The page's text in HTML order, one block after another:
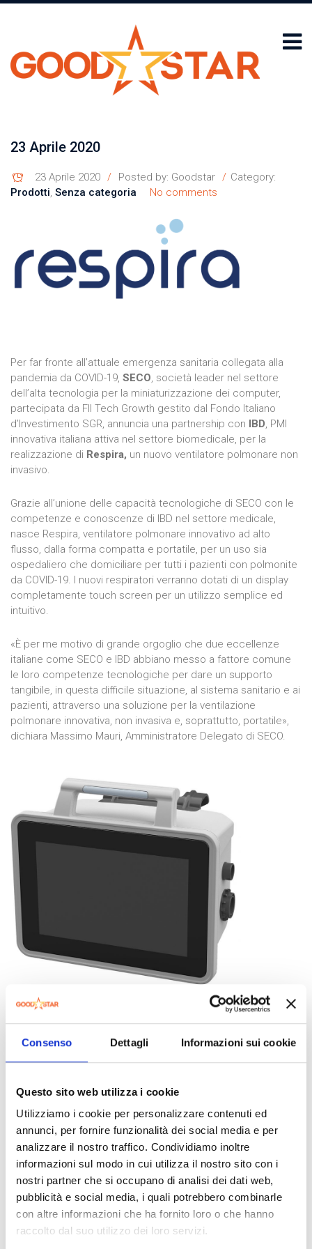
Consenso Dettagli Informazioni sui cookie
Questo sito web utilizza i cookie
Utilizziamo i cookie per personalizzare contenuti ed
annunci, per fornire funzionalità dei social media e per
analizzare il nostro traffico. Condividiamo inoltre
informazioni sul modo in cui utilizza il nostro sito con i
nostri partner che si occupano di analisi dei dati web,
pubblicità e social media, i quali potrebbero combinarle
con altre informazioni che ha fornito loro o che hanno
raccolto dal suo utilizzo dei loro servizi.
23 Aprile 2020
23 Aprile 2020 Posted by: Goodstar
Category:
Prodotti, Senza categoria No comments
Per far fronte all’attuale emergenza sanitaria collegata alla
pandemia da COVID-19, SECO, società leader nel settore
dell’alta tecnologia per la miniaturizzazione dei computer,
partecipata da FII Tech Growth gestito dal Fondo Italiano
d’Investimento SGR, annuncia una partnership con IBD, PMI
innovativa italiana attiva nel settore biomedicale, per la
realizzazione di Respira, un nuovo ventilatore polmonare non
invasivo.
Grazie all’unione delle capacità tecnologiche di SECO con le
competenze e conoscenze di IBD nel settore medicale,
nasce Respira, ventilatore polmonare innovativo ad alto
flusso, dalla forma compatta e portatile, per un uso sia
ospedaliero che domiciliare per tutti i pazienti con polmonite
da COVID-19. I nuovi respiratori verranno dotati di un display
completamente touch screen per un utilizzo semplice ed
intuitivo.
«È per me motivo di grande orgoglio che due eccellenze
italiane come SECO e IBD abbiano messo a fattore comune
le loro competenze tecnologiche per dare un supporto
tangibile, in questa difficile situazione, al sistema sanitario e ai
pazienti, attraverso una soluzione per la ventilazione
polmonare innovativa, non invasiva e, soprattutto, portatile»,
dichiara Massimo Mauri, Amministratore Delegato di SECO.
grafica userfriendly per operatori sanitari e pazienti, e all’uso
sia domiciliare sia ospedaliero. Aderendo al concetto di Less
poco tempo e con risorse limitate macchine biomedicali di
concezione fortemente innovativa», dichiara il Dr Corrado
Ghidini di IBD, che continua: «La partnership con SECO è
l’ideale completamento delle rispettive competenze per la
Paese è un’eccellenza nel biomedicale».
Oltre a ventilare i malati affetti da COVID-19 senza necessità
di intubazione, Respira può essere impiegato sia nei casi di